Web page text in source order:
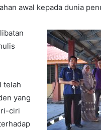
awal kepada dunia
telah
yang
ciri